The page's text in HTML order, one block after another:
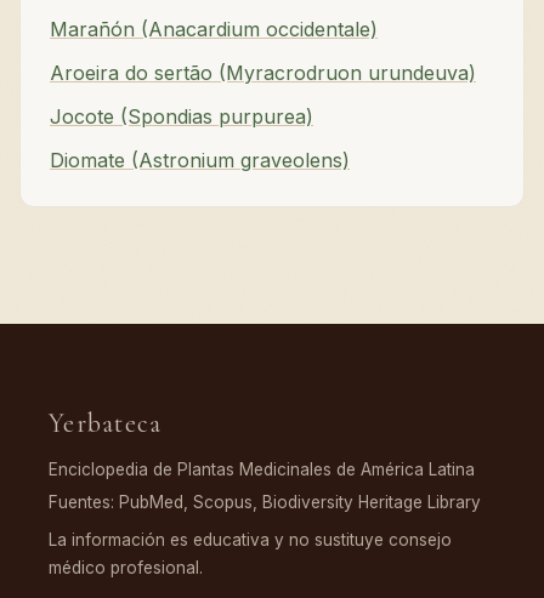
Marañón (Anacardium occidentale)
Aroeira do sertão (Myracrodruon urundeuva)
Jocote (Spondias purpurea)
Diomate (Astronium graveolens)
Yerbateca
Enciclopedia de Plantas Medicinales de América Latina
Fuentes: PubMed, Scopus, Biodiversity Heritage Library
La información es educativa y no sustituye consejo
médico profesional.